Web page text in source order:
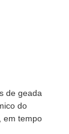
de geada
do
em tempo